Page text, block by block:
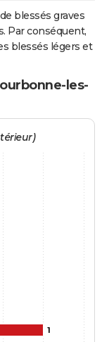
blessés graves
Par conséquent,
blessés légers et
les-
1